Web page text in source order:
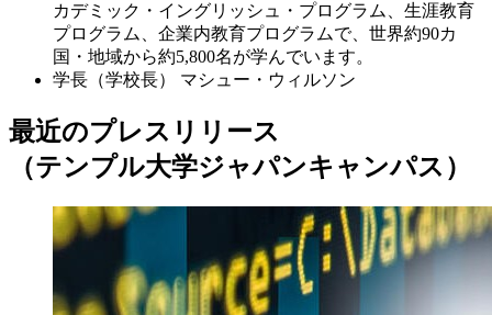
カデミック・イングリッシュ・プログラム、生涯教育
プログラム、企業内教育プログラムで、世界約90カ
国・地域から約5,800名が学んでいます。
学長（学校長）
マシュー・ウィルソン
最近のプレスリリース
（テンプル大学ジャパンキャンパス）